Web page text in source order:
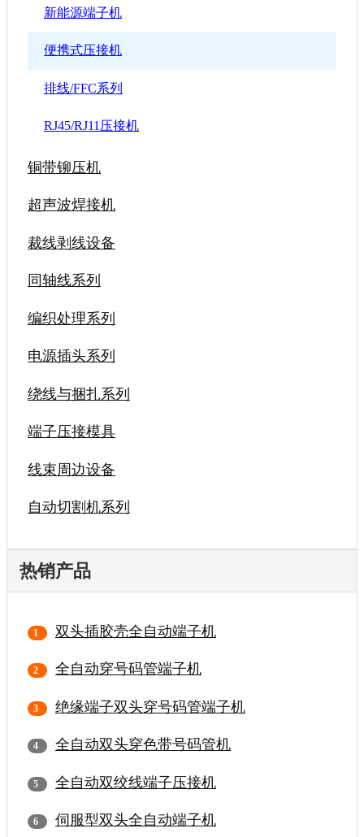
新能源端子机
便携式压接机
排线/FFC系列
RJ45/RJ11压接机
铜带铆压机
超声波焊接机
裁线剥线设备
同轴线系列
编织处理系列
电源插头系列
绕线与捆扎系列
端子压接模具
线束周边设备
自动切割机系列
热销产品
双头插胶壳全自动端子机
全自动穿号码管端子机
绝缘端子双头穿号码管端子机
全自动双头穿色带号码管机
全自动双绞线端子压接机
伺服型双头全自动端子机